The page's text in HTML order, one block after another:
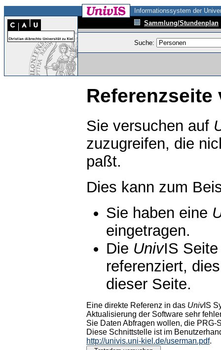
Informationssystem der
Sammlung/Stundenplan
Suche:
Referenzseite
Sie versuchen auf
zuzugreifen, die
paßt.
Dies kann zum
Sie haben eine
eingetragen.
Die UnivIS
referenziert,
dieser Seite.
Eine direkte Referenz in das UnivIS
Aktualisierung der Software sehr
Sie Daten Abfragen wollen, die PRG-
Diese Schnittstelle ist im
http://univis.uni-kiel.de/userman.pdf.